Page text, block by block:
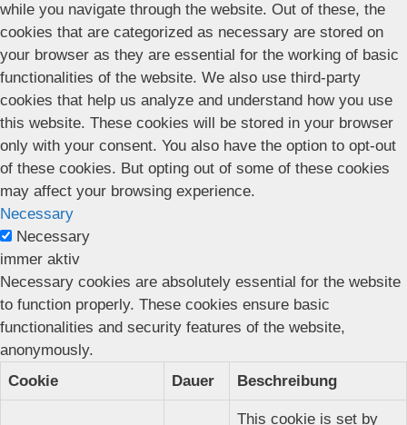
while you navigate through the website. Out of these, the
cookies that are categorized as necessary are stored on
your browser as they are essential for the working of basic
functionalities of the website. We also use third-party
cookies that help us analyze and understand how you use
this website. These cookies will be stored in your browser
only with your consent. You also have the option to opt-out
of these cookies. But opting out of some of these cookies
may affect your browsing experience.
Necessary
Necessary
immer aktiv
Necessary cookies are absolutely essential for the website
to function properly. These cookies ensure basic
functionalities and security features of the website,
anonymously.
Cookie
Dauer Beschreibung
This cookie is set by